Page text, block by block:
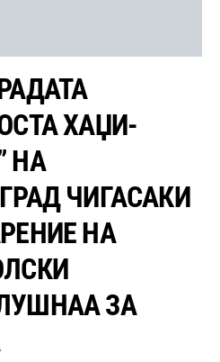
ХАЏИ-
НА
ЧИГАСАКИ
НА
ЗА